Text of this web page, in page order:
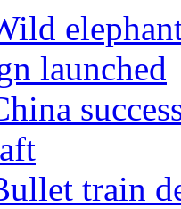
launched
train